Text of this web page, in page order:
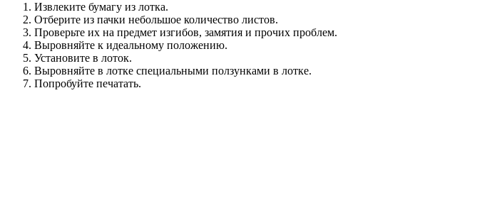
Извлеките бумагу из лотка.
Отберите из пачки небольшое количество листов.
Проверьте их на предмет изгибов, замятия и прочих проблем.
Выровняйте к идеальному положению.
Установите в лоток.
Выровняйте в лотке специальными ползунками в лотке.
Попробуйте печатать.